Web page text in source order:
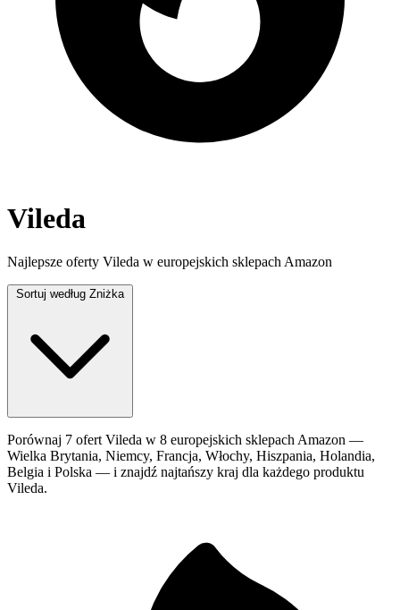
Vileda
Najlepsze oferty Vileda w europejskich sklepach Amazon
Sortuj według Zniżka
Porównaj 7 ofert Vileda w 8 europejskich sklepach Amazon —
Wielka Brytania, Niemcy, Francja, Włochy, Hiszpania, Holandia,
Belgia i Polska — i znajdź najtańszy kraj dla każdego produktu
Vileda.